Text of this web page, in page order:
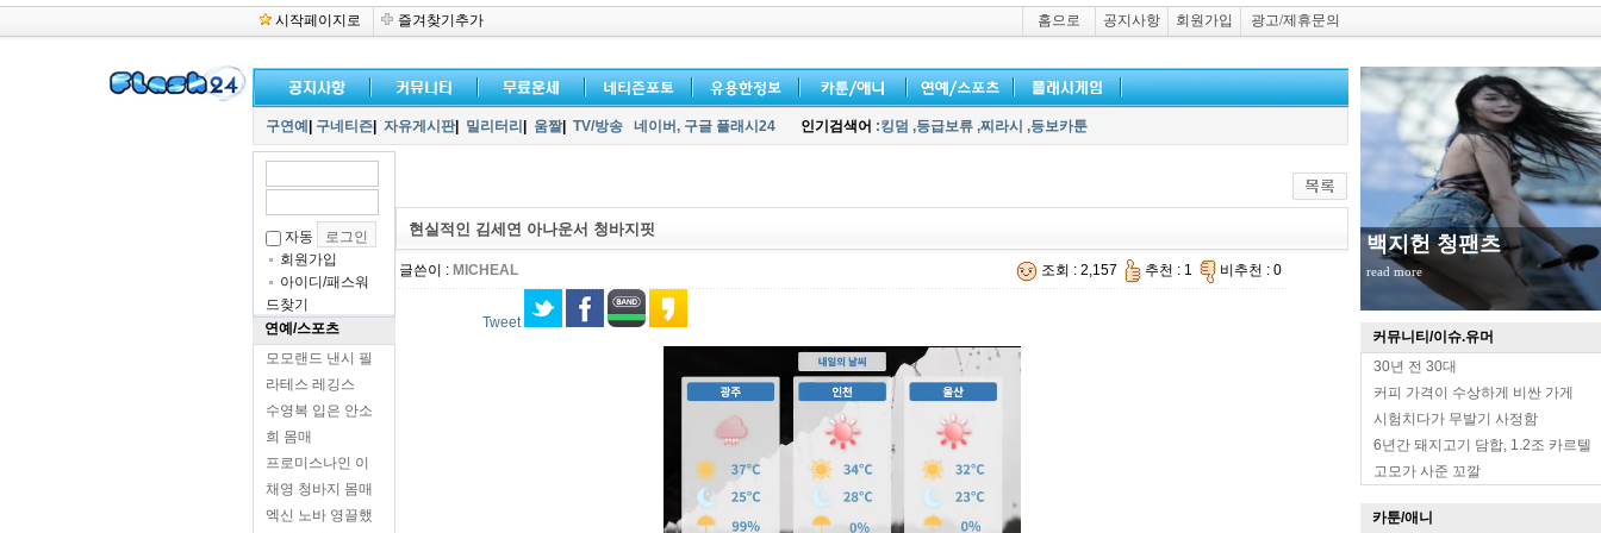
시작페이지로 즐겨찾기추가 홈으로 공지사항 회원가입 광고/제휴문의
백지헌 청팬츠
read more
커뮤니티/이슈.유머
30년 전 30대
커피 가격이 수상하게 비싼 가게
시험치다가 무발기 사정함
6년간 돼지고기 담합, 1.2조 카르텔
고모가 사준 꼬깔
카툰/애니
구연예 구네티즌 자유게시판| 밀리터리 움짤| TV/방송 네이버, 구글 플래시24 인기검색어 :킹덤 ,등급보류 ,찌라시 ,등보카툰
자동
회원가입
아이디/패스워
드찾기
연예/스포츠
모모랜드 낸시 필
라테스 레깅스
수영복 입은 안소
희 몸매
프로미스나인 이
채영 청바지 몸매
엑신 노바 영끌했
현실적인 김세연 아나운서 청바지핏
글쓴이 : MICHEAL 조회 : 2,157 추천 : 1 비추천 : 0
Tweet